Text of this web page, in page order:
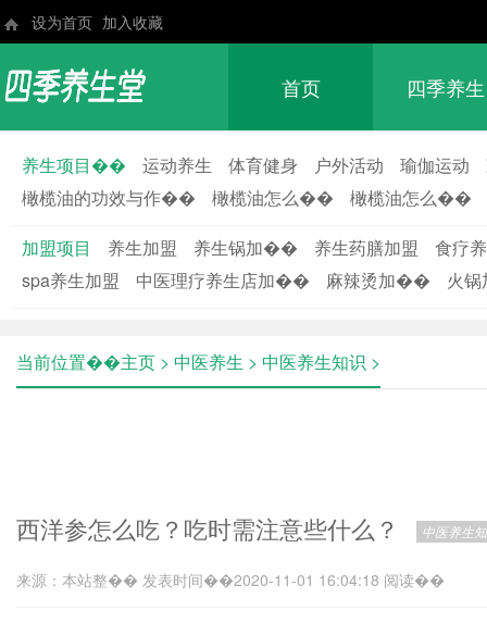
设为首页 加入收藏
首页 四季养生
养生项目�� 运动养生 体育健身 户外活动 瑜伽运动
橄榄油的功效与作��
橄榄油怎么��
橄榄油怎么��
加盟项目
养生加盟 养生锅加�� 养生药膳加盟
食疗
spa养生加盟
中医理疗养生店加�� 麻辣烫加�� 火
当前位置��主页 > 中医养生 > 中医养生知识 >
西洋参怎么吃？吃时需注意些什么？ 中医养生
来源：本站整�� 发表时间��2020-11-01 16:04:18 阅读��